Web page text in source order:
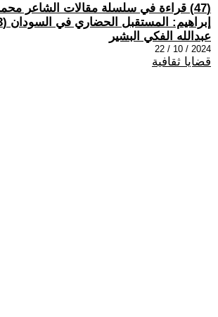
(47) قراءة في سلسلة مقالات الشاعر
إبراهيم: المستقبل الحضاري في السودان (3-3)ْ
عبدالله الفكي البشير
2024 / 10 / 22
قضايا ثقافية